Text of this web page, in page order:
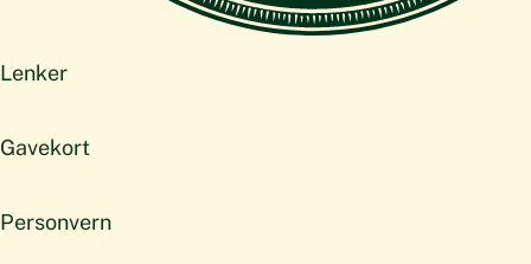
Lenker
Gavekort
Personvern